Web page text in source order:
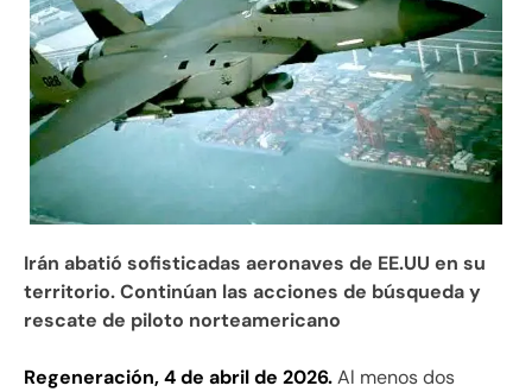
Irán abatió sofisticadas aeronaves de EE.UU en su
territorio. Continúan las acciones de búsqueda y
rescate de piloto norteamericano
Regeneración, 4 de abril de 2026.Al menos dos